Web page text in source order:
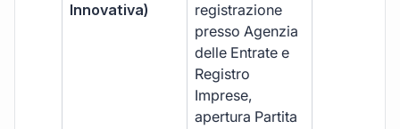
Innovativa)
registrazione
presso Agenzia
delle Entrate e
Registro
Imprese,
apertura Partita